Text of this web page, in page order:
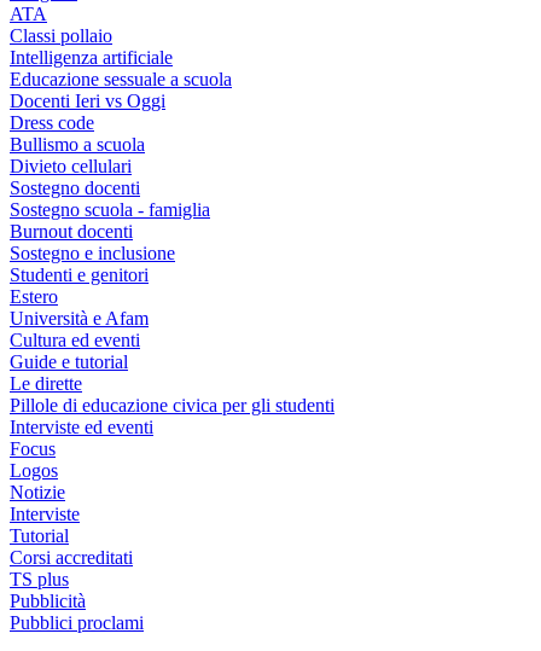
ATA
Classi pollaio
Intelligenza artificiale
Educazione sessuale a scuola
Docenti Ieri vs Oggi
Dress code
Bullismo a scuola
Divieto cellulari
Sostegno docenti
Sostegno scuola - famiglia
Burnout docenti
Sostegno e inclusione
Studenti e genitori
Estero
Università e Afam
Cultura ed eventi
Guide e tutorial
Le dirette
Pillole di educazione civica per gli studenti
Interviste ed eventi
Focus
Logos
Notizie
Interviste
Tutorial
Corsi accreditati
TS plus
Pubblicità
Pubblici proclami